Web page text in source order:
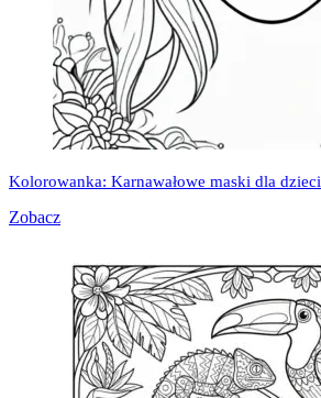
Kolorowanka: Karnawałowe maski dla dzieci
Zobacz